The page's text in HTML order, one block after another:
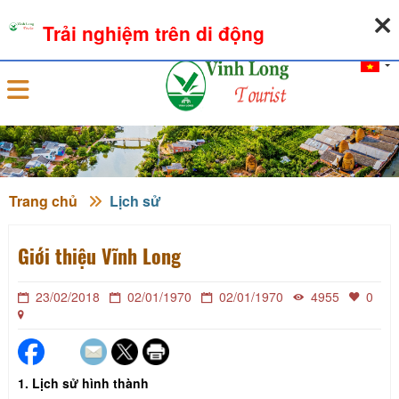
Đăng nhập
Trang chủ Lịch sử
Giới thiệu Vĩnh Long
23/02/2018 02/01/1970 02/01/1970 4955 0
1. Lịch sử hình thành
Trải nghiệm trên di động